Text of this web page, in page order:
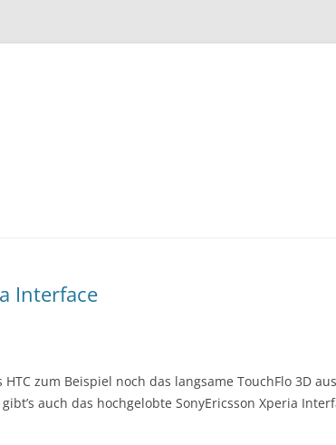
Interface
zum Beispiel noch das langsame TouchFlo 3D
auch das hochgelobte SonyEricsson Xperia